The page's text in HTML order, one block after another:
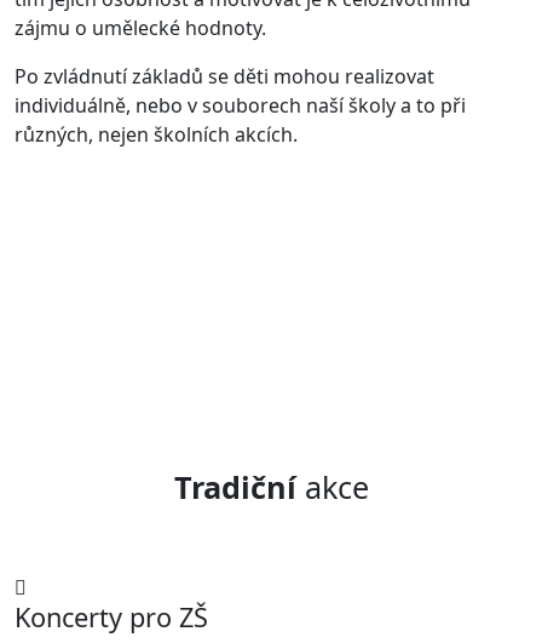
zájmu o umělecké hodnoty.
Po zvládnutí základů se děti mohou realizovat
individuálně, nebo v souborech naší školy a to při
různých, nejen školních akcích.
Tradičníakce
Koncerty pro ZŠ